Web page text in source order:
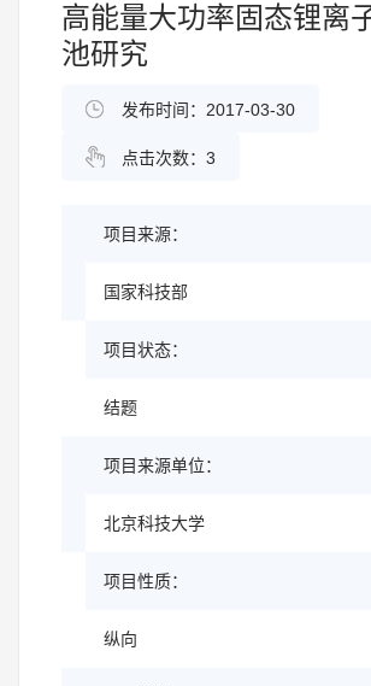
高能量大功率固态锂离
池研究
发布时间：2017-03-30
点击次数： 3
项目来源：
国家科技部
项目状态：
结题
项目来源单位：
北京科技大学
项目性质：
纵向